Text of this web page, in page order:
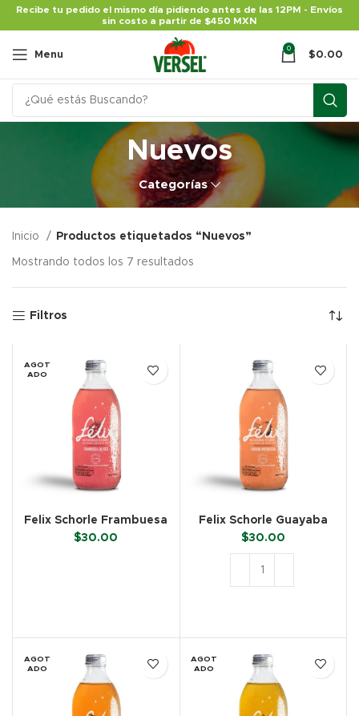
Recibe tu pedido el mismo día pidiendo antes de las 12PM - Envíos
sin costo a partir de $450 MXN
Menu
0
$0.00
Nuevos
Categorías
Inicio Productos etiquetados “Nuevos”
Mostrando todos los 7 resultados
Filtros
AGOT
ADO
Felix Schorle Frambuesa
(355 ml)
$30.00
Felix Schorle Guayaba
(355 ml)
$30.00
AGOT
ADO
AGOT
ADO